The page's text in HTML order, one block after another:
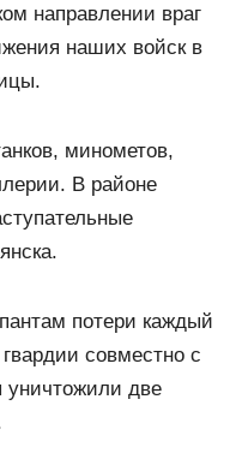
направлении враг
наших войск в
минометов,
В районе
потери каждый
совместно с
уничтожили две